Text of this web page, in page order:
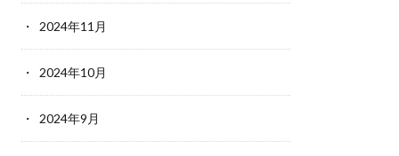
2024年11月
2024年10月
2024年9月